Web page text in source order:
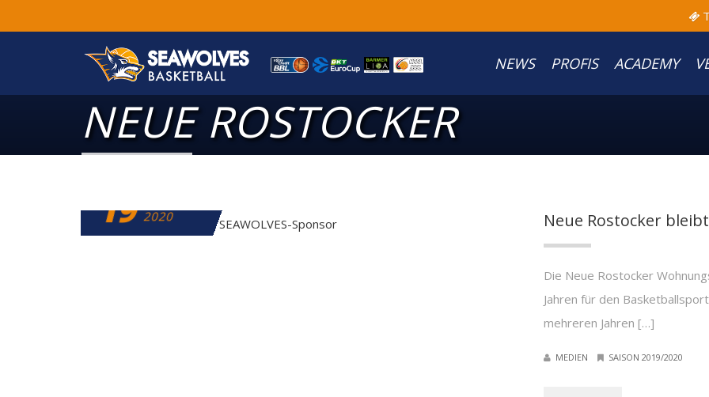
NEWS PROFIS ACADEMY
NEUE ROSTOCKER
19 2020
Neue Rostocker
Die Neue Rostocker
Jahren für den
mehreren Jahren […]
MEDIEN SAISON 2019/2020